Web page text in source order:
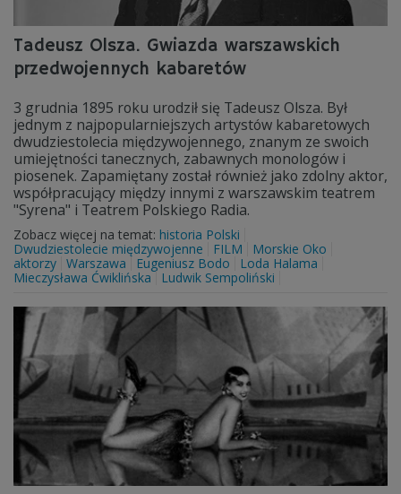
Tadeusz Olsza. Gwiazda warszawskich
przedwojennych kabaretów
3 grudnia 1895 roku urodził się Tadeusz Olsza. Był
jednym z najpopularniejszych artystów kabaretowych
dwudziestolecia międzywojennego, znanym ze swoich
umiejętności tanecznych, zabawnych monologów i
piosenek. Zapamiętany został również jako zdolny aktor,
współpracujący między innymi z warszawskim teatrem
"Syrena" i Teatrem Polskiego Radia.
Zobacz więcej na temat: historia Polski
Dwudziestolecie międzywojenne
FILM
Morskie Oko
aktorzy Warszawa Eugeniusz Bodo
Loda Halama
Mieczysława Ćwiklińska
Ludwik Sempoliński